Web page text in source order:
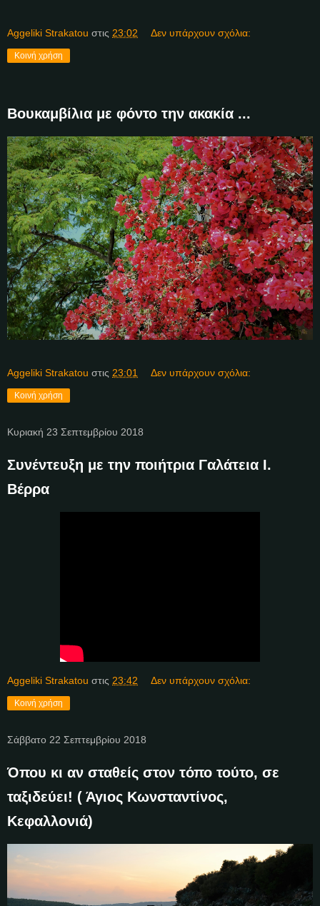
Aggeliki Strakatou στις 23:02 Δεν υπάρχουν σχόλια:
Κοινή χρήση
Βουκαμβίλια με φόντο την ακακία ...
Aggeliki Strakatou στις 23:01 Δεν υπάρχουν σχόλια:
Κοινή χρήση
Κυριακή 23 Σεπτεμβρίου 2018
Συνέντευξη με την ποιήτρια Γαλάτεια Ι.
Βέρρα
Aggeliki Strakatou στις 23:42 Δεν υπάρχουν σχόλια:
Κοινή χρήση
Σάββατο 22 Σεπτεμβρίου 2018
Όπου κι αν σταθείς στον τόπο τούτο, σε
ταξιδεύει! ( Άγιος Κωνσταντίνος,
Κεφαλλονιά)